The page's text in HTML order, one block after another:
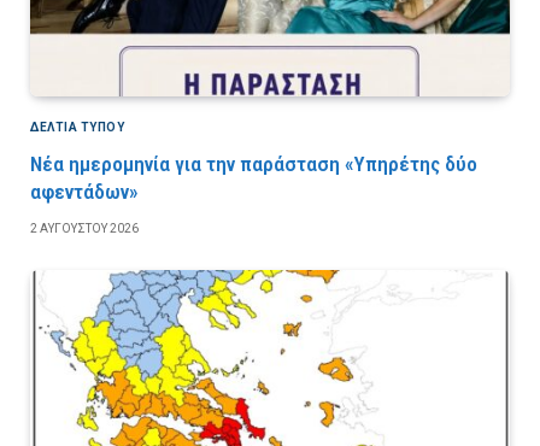
ΔΕΛΤΙΑ ΤΥΠΟΥ
Νέα ημερομηνία για την παράσταση «Υπηρέτης δύο
αφεντάδων»
2 ΑΥΓΟΎΣΤΟΥ 2026